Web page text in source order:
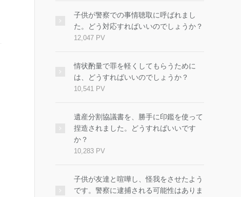
子供が警察での事情聴取に呼ばれまし
た。どう対応すればいいのでしょうか？
12,047 PV
情状酌量で罪を軽くしてもらうために
は、どうすればいいのでしょうか？
10,541 PV
遺産分割協議書を、勝手に印鑑を使って
捏造されました。どうすればいいです
か？
10,283 PV
子供が友達と喧嘩し、怪我をさせたよう
です。警察に逮捕される可能性はありま